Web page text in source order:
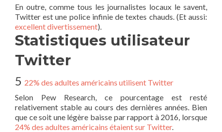
En outre, comme tous les journalistes locaux le savent,
Twitter est une police infinie de textes chauds. (Et aussi:
excellent divertissement).
Statistiques utilisateur
Twitter
5 22% des adultes américains utilisent Twitter
Selon Pew Research, ce pourcentage est resté
relativement stable au cours des dernières années. Bien
que ce soit une légère baisse par rapport à 2016, lorsque
24% des adultes américains étaient sur Twitter.